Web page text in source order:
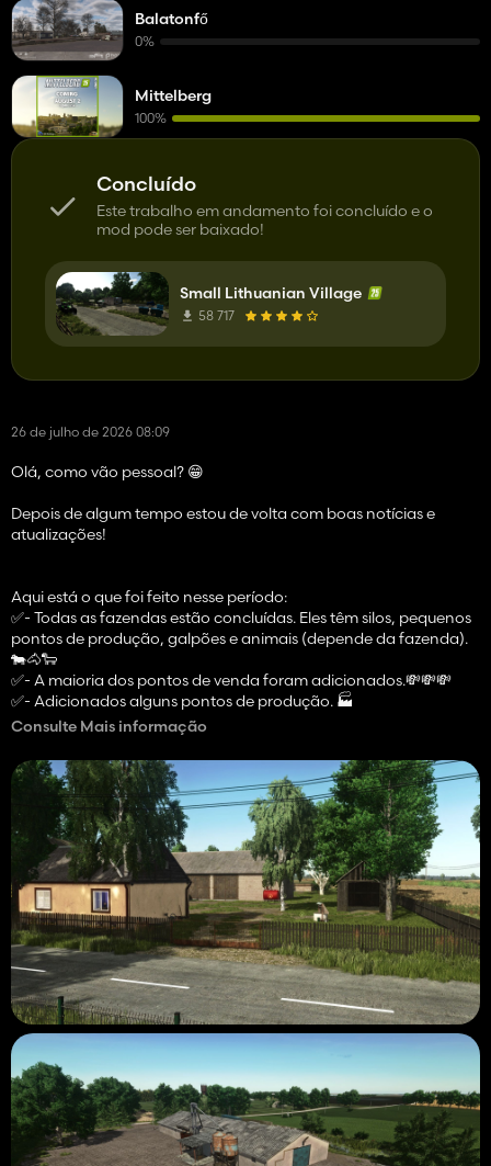
Concluído
Este trabalho em andamento foi concluído e o
mod pode ser baixado!
Small Lithuanian Village
58 717
26 de julho de 2026 08:09
Olá, como vão pessoal? 😁
Depois de algum tempo estou de volta com boas notícias e
atualizações!
Aqui está o que foi feito nesse período:
✅️- Todas as fazendas estão concluídas. Eles têm silos, pequenos
pontos de produção, galpões e animais (depende da fazenda).
🐄🐴🐑
✅️- A maioria dos pontos de venda foram adicionados.💸💸💸
✅️- Adicionados alguns pontos de produção. 🏭️
✅️- Edifícios personalizados com gatilhos e outras coisas agora
✅️- Dividiu alguns campos em campos menores.🗺️
✅️- Corrigidos problemas de agricultura de precisão.🔎
✅️- Paredes invisíveis fixas.🚧
✅️- Mais mudanças visuais adicionadas em alguns lugares.👻
Dito isso posso dizer que o mapa está chegando ao fim do
desenvolvimento, no momento em que está sendo testado e
ajustado vai demorar dependendo dos erros que irão ocorrer
durante o teste. 😉
Consulte Mais informação
Balatonfő
0%
Mittelberg
100%